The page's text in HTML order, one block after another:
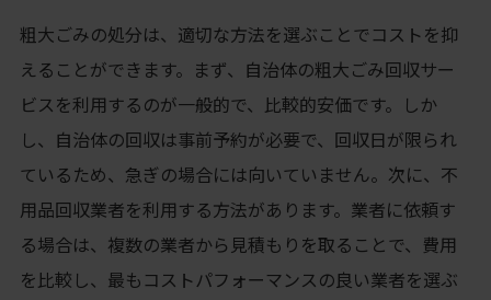
粗大ごみの処分は、適切な方法を選ぶことでコストを抑
えることができます。まず、自治体の粗大ごみ回収サー
ビスを利用するのが一般的で、比較的安価です。しか
し、自治体の回収は事前予約が必要で、回収日が限られ
ているため、急ぎの場合には向いていません。次に、不
用品回収業者を利用する方法があります。業者に依頼す
る場合は、複数の業者から見積もりを取ることで、費用
を比較し、最もコストパフォーマンスの良い業者を選ぶ